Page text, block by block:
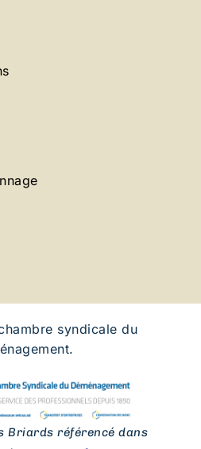
syndicale du
Briards référencé dans